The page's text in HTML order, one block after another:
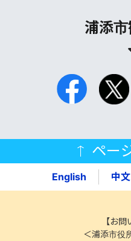
浦添
ペー
English 中文
【お問
＜浦添市役